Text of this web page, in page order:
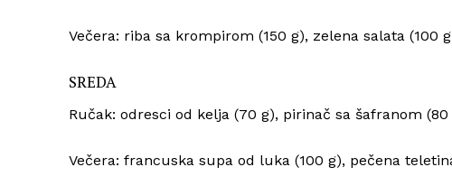
Večera: riba sa krompirom (150 g), zelena salata
SREDA
Ručak: odresci od kelja (70 g), pirinač sa šafranom
Večera: francuska supa od luka (100 g), pečena